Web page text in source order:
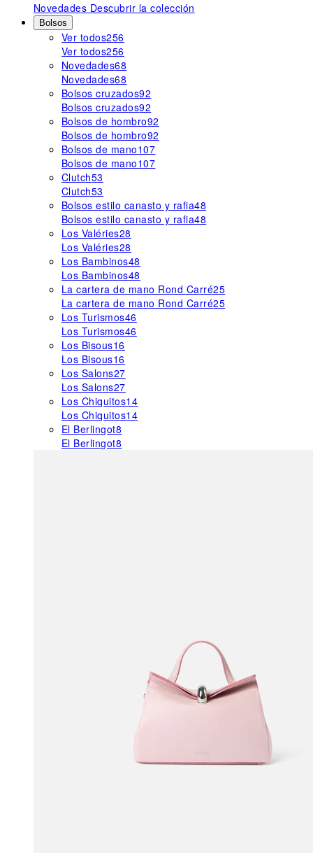
Novedades Descubrir la colección
Bolsos
Ver todos256
Ver todos256
Novedades68
Novedades68
Bolsos cruzados92
Bolsos cruzados92
Bolsos de hombro92
Bolsos de hombro92
Bolsos de mano107
Bolsos de mano107
Clutch53
Clutch53
Bolsos estilo canasto y rafia48
Bolsos estilo canasto y rafia48
Los Valéries28
Los Valéries28
Los Bambinos48
Los Bambinos48
La cartera de mano Rond Carré25
La cartera de mano Rond Carré25
Los Turismos46
Los Turismos46
Los Bisous16
Los Bisous16
Los Salons27
Los Salons27
Los Chiquitos14
Los Chiquitos14
El Berlingot8
El Berlingot8